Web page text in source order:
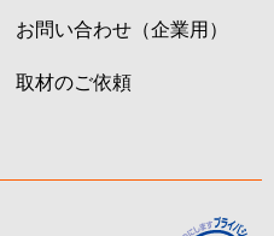
お問い合わせ（企業用）
取材のご依頼